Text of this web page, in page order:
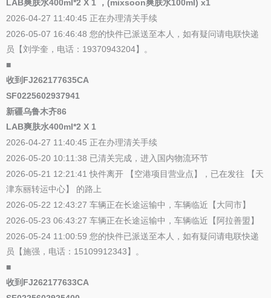
LAB爽肤水400ml*2 X 1 ，(mixsoon爽肤水100ml) x1
2026-04-27 11:40:45 正在办理清关手续
2026-05-07 16:46:48 您的快件已派送至本人，如有疑问请电联快递
员【刘学奎，电话：19370943204】。
■
收到FJ262177635CA
SF0225602937941
新疆乌鲁木齐86
LAB爽肤水400ml*2 X 1
2026-04-27 11:40:45 正在办理清关手续
2026-05-20 10:11:38 已清关完成，进入国内物流环节
2026-05-21 12:21:41 快件离开 【空港项目营业点】，已在发往 【天
津东丽转运中心】 的路上
2026-05-22 12:43:27 车辆正在长途运输中，车辆临近【大同市】
2026-05-23 06:43:27 车辆正在长途运输中，车辆临近【阿拉善盟】
2026-05-24 11:00:59 您的快件已派送至本人，如有疑问请电联快递
员【施强，电话：15109912343】。
■
收到FJ262177633CA